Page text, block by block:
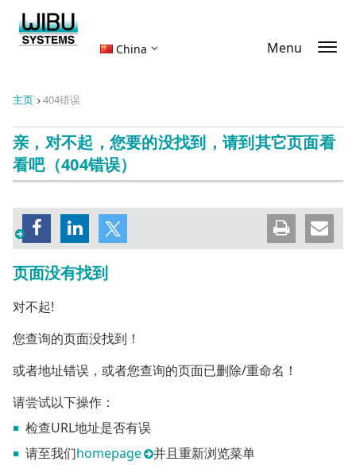
China Menu
主页 404错误
亲，对不起，您要的没找到，请到其它页面看
看吧（404错误）
页面没有找到
对不起!
您查询的页面没找到！
或者地址错误，或者您查询的页面已删除/重命名！
请尝试以下操作：
检查URL地址是否有误
请至我们homepage
并且重新浏览菜单